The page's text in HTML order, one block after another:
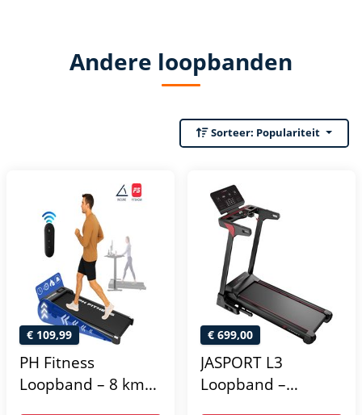
Andere loopbanden
Sorteer: Populariteit
€ 109,99
PH Fitness
Loopband – 8 km/u
€ 699,00
JASPORT L3
Loopband –